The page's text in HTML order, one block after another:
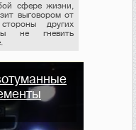
сфере жизни,
выговором от
других
не гневить